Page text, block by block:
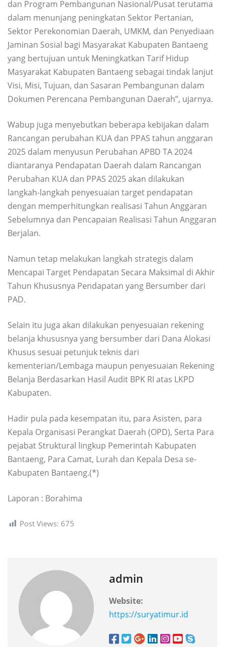
dan Program Pembangunan Nasional/Pusat terutama
dalam menunjang peningkatan Sektor Pertanian,
Sektor Perekonomian Daerah, UMKM, dan Penyediaan
Jaminan Sosial bagi Masyarakat Kabupaten Bantaeng
yang bertujuan untuk Meningkatkan Tarif Hidup
Masyarakat Kabupaten Bantaeng sebagai tindak lanjut
Visi, Misi, Tujuan, dan Sasaran Pembangunan dalam
Dokumen Perencana Pembangunan Daerah”, ujarnya.
Wabup juga menyebutkan beberapa kebijakan dalam
Rancangan perubahan KUA dan PPAS tahun anggaran
2025 dalam menyusun Perubahan APBD TA 2024
diantaranya Pendapatan Daerah dalam Rancangan
Perubahan KUA dan PPAS 2025 akan dilakukan
langkah-langkah penyesuaian target pendapatan
dengan memperhitungkan realisasi Tahun Anggaran
Sebelumnya dan Pencapaian Realisasi Tahun Anggaran
Berjalan.
Namun tetap melakukan langkah strategis dalam
Mencapai Target Pendapatan Secara Maksimal di Akhir
Tahun Khususnya Pendapatan yang Bersumber dari
PAD.
Selain itu juga akan dilakukan penyesuaian rekening
belanja khususnya yang bersumber dari Dana Alokasi
Khusus sesuai petunjuk teknis dari
kementerian/Lembaga maupun penyesuaian Rekening
Belanja Berdasarkan Hasil Audit BPK RI atas LKPD
Kabupaten.
Hadir pula pada kesempatan itu, para Asisten, para
Kepala Organisasi Perangkat Daerah (OPD), Serta Para
pejabat Struktural lingkup Pemerintah Kabupaten
Bantaeng, Para Camat, Lurah dan Kepala Desa se-
Kabupaten Bantaeng.(*)
Laporan : Borahima
Post Views: 675
admin
Website:
https://suryatimur.id